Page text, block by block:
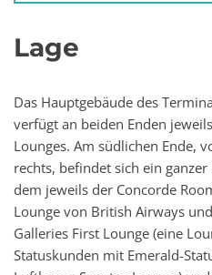
Lage
Das Hauptgebäude des
verfügt an beiden Enden
Lounges. Am südlichen Ende,
rechts, befindet sich ein
dem jeweils der Concorde
Lounge von British Airways
Galleries First Lounge (eine
Statuskunden mit Emerald-